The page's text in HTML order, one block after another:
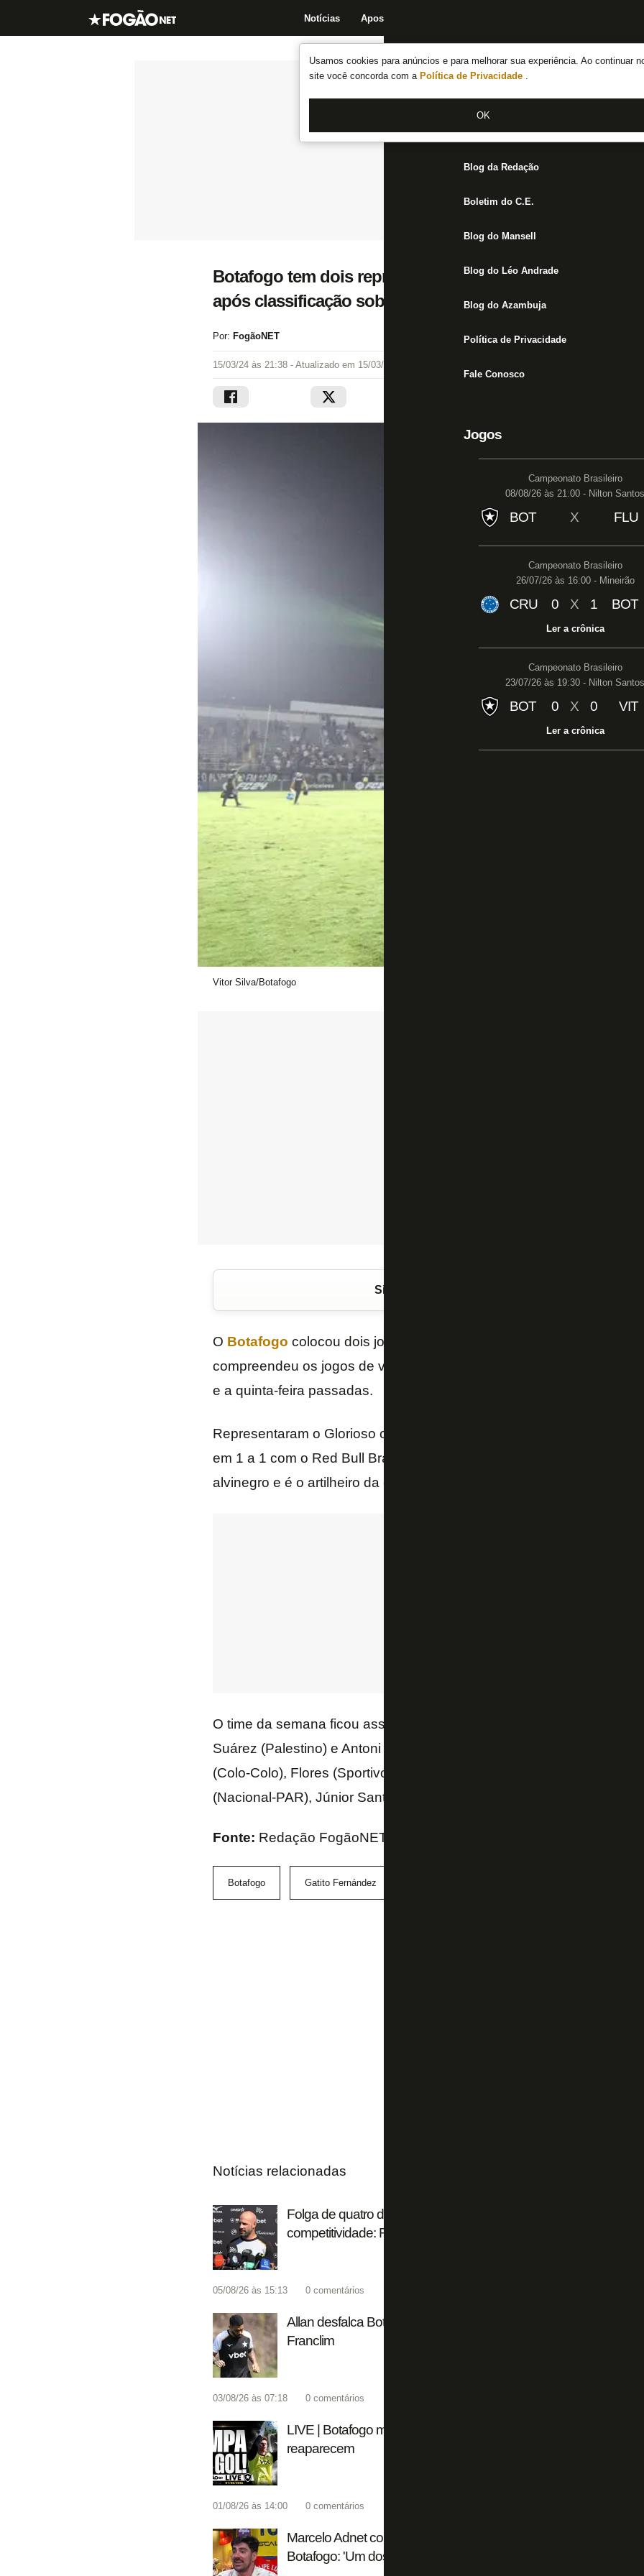
Usamos cookies para anúncios e para melhorar sua experiência. Ao continuar
site você concorda com a Política de Privacidade .
OK
Notícias Apostas
Notícias do Botafogo
Fórum
Jogos
Blog da Redação
Boletim do C.E.
Blog do Mansell
Blog do Léo Andrade
Blog do Azambuja
Política de Privacidade
Fale Conosco
Jogos
Campeonato Brasileiro
08/08/26 às 21:00 - Nilton Santos
BOT X FLU
Campeonato Brasileiro
26/07/26 às 16:00 - Mineirão
CRU 0 X 1 BOT
Ler a crônica
Campeonato Brasileiro
23/07/26 às 19:30 - Nilton Santos
BOT 0 X 0 VIT
Ler a crônica
Botafogo tem dois representantes no time da semana
após classificação sobre o Red Bull Bragantino
Por: FogãoNET
15/03/24 às 21:38 - Atualizado em 15/03/24 às 21:38
Vitor Silva/Botafogo
Siga o FogãoNET
O Botafogo colocou dois jogadores no time da semana da
compreendeu os jogos de volta da terceira fase preliminar da
e a quinta-feira passadas.
Representaram o Glorioso o goleiro
em 1 a 1 com o Red Bull Bragantino; e o atacante
alvinegro e é o artilheiro da competição, com oito bolas na rede.
O time da semana ficou assim: Gatito (Botafogo); Lozano (Nacional-
Suárez (Palestino) e Antoni (Nacional-URU); Darlin Rodríguez
(Colo-Colo), Flores (Sportivo Trinidense) e Helinho (Red Bull
(Nacional-PAR), Júnior Santos (Botafogo) e Palacios (Colo-Colo).
Fonte: Redação FogãoNET
Botafogo Gatito Fernández
Notícias relacionadas
Folga de quatro dias, título brasileiro 'impossível', ambição na
competitividade: Franclim abre o jogo no Botafogo
05/08/26 às 15:13 0 comentários
Allan desfalca Botafogo contra Fluminense, e Júnior Santos
Franclim
03/08/26 às 07:18 0 comentários
LIVE | Botafogo muda todos os goleiros nessa janela; Allan e
reaparecem
01/08/26 às 14:00 0 comentários
Marcelo Adnet conta como foi cantar na final da Libertadores e
Botafogo: 'Um dos maiores dias da minha vida'